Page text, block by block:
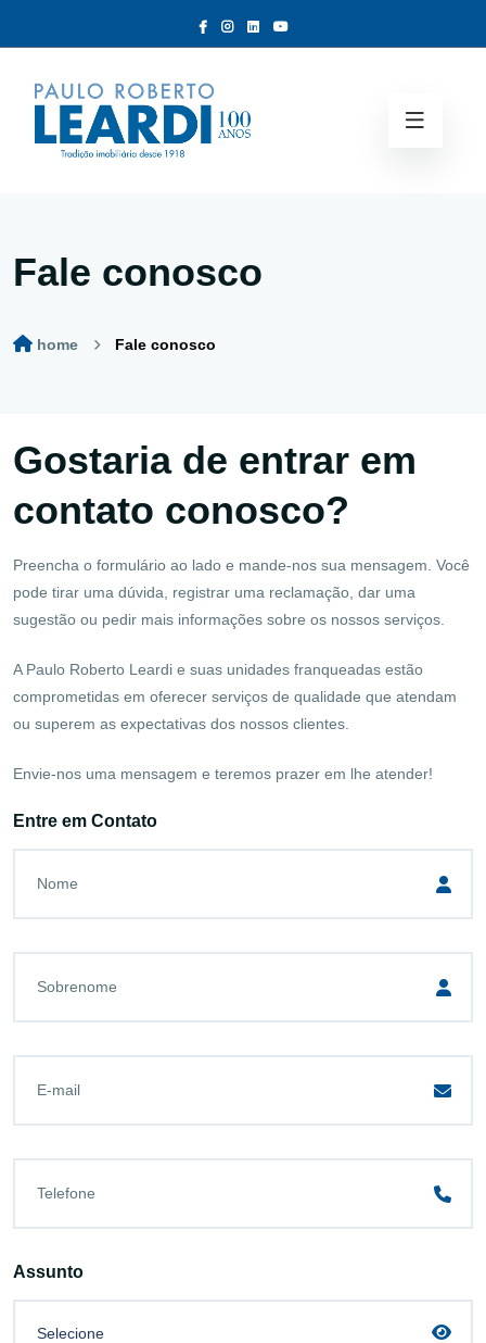
Fale conosco
home Fale conosco
Gostaria de entrar em
contato conosco?
Preencha o formulário ao lado e mande-nos sua mensagem. Você
pode tirar uma dúvida, registrar uma reclamação, dar uma
sugestão ou pedir mais informações sobre os nossos serviços.
A Paulo Roberto Leardi e suas unidades franqueadas estão
comprometidas em oferecer serviços de qualidade que atendam
ou superem as expectativas dos nossos clientes.
Envie-nos uma mensagem e teremos prazer em lhe atender!
Entre em Contato
Assunto
Selecione